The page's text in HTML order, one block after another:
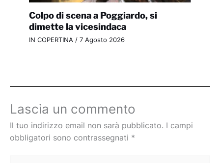
Colpo di scena a Poggiardo, si
dimette la vicesindaca
IN COPERTINA / 7 Agosto 2026
Lascia un commento
Il tuo indirizzo email non sarà pubblicato. I campi
obbligatori sono contrassegnati *